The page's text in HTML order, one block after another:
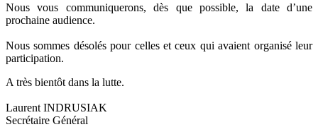
Nous vous communiquerons, dès que possible, la date d’une
prochaine audience.
Nous sommes désolés pour celles et ceux qui avaient organisé leur
participation.
A très bientôt dans la lutte.
Laurent INDRUSIAK
Secrétaire Général